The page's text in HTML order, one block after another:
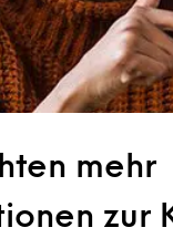
mehr
zur